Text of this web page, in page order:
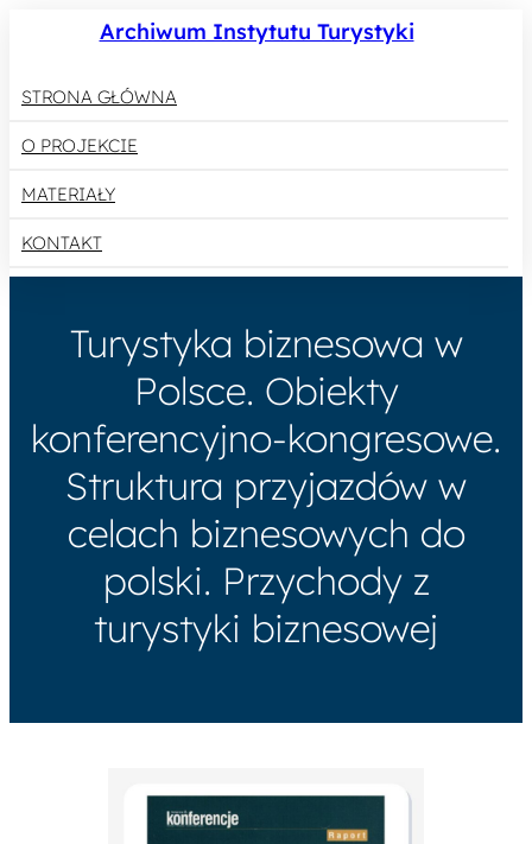
Archiwum Instytutu Turystyki
STRONA GŁÓWNA
O PROJEKCIE
MATERIAŁY
KONTAKT
Turystyka biznesowa w
Polsce. Obiekty
konferencyjno-kongresowe.
Struktura przyjazdów w
celach biznesowych do
polski. Przychody z
turystyki biznesowej